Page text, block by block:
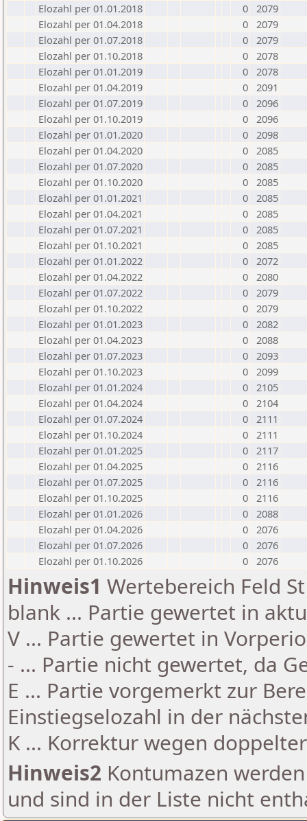
Elozahl per 01.01.2018
0 2079
Elozahl per 01.04.2018
0 2079
Elozahl per 01.07.2018
0 2079
Elozahl per 01.10.2018
0 2078
Elozahl per 01.01.2019
0 2078
Elozahl per 01.04.2019
0 2091
Elozahl per 01.07.2019
0 2096
Elozahl per 01.10.2019
0 2096
Elozahl per 01.01.2020
0 2098
Elozahl per 01.04.2020
0 2085
Elozahl per 01.07.2020
0 2085
Elozahl per 01.10.2020
0 2085
Elozahl per 01.01.2021
0 2085
Elozahl per 01.04.2021
0 2085
Elozahl per 01.07.2021
0 2085
Elozahl per 01.10.2021
0 2085
Elozahl per 01.01.2022
0 2072
Elozahl per 01.04.2022
0 2080
Elozahl per 01.07.2022
0 2079
Elozahl per 01.10.2022
0 2079
Elozahl per 01.01.2023
0 2082
Elozahl per 01.04.2023
0 2088
Elozahl per 01.07.2023
0 2093
Elozahl per 01.10.2023
0 2099
Elozahl per 01.01.2024
0 2105
Elozahl per 01.04.2024
0 2104
Elozahl per 01.07.2024
0 2111
Elozahl per 01.10.2024
0 2111
Elozahl per 01.01.2025
0 2117
Elozahl per 01.04.2025
0 2116
Elozahl per 01.07.2025
0 2116
Elozahl per 01.10.2025
0 2116
Elozahl per 01.01.2026
0 2088
Elozahl per 01.04.2026
0 2076
Elozahl per 01.07.2026
0 2076
Elozahl per 01.10.2026
0 2076
Hinweis1 Wertebereich Feld
blank ... Partie gewertet in
V ... Partie gewertet in
- ... Partie nicht gewertet, da
E ... Partie vorgemerkt zur
Einstiegselozahl in der
K ... Korrektur wegen
Hinweis2 Kontumazen
und sind in der Liste nicht